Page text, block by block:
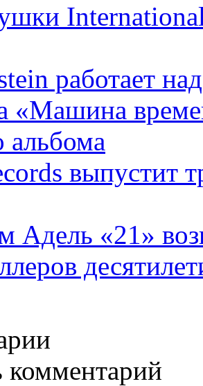
работает
«Машина
альбома
выпустит
Адель «21»
комментарий